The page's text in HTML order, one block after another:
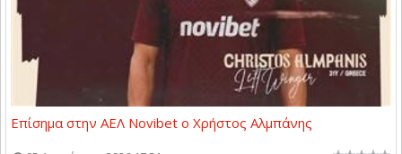
Επίσημα στην ΑΕΛ Novibet ο Χρήστος Αλμπάνης